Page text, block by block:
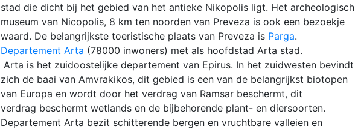
stad die dicht bij het gebied van het antieke Nikopolis ligt. Het archeologisch
museum van Nicopolis, 8 km ten noorden van Preveza is ook een bezoekje
waard. De belangrijkste toeristische plaats van Preveza is Parga.
Departement Arta (78000 inwoners) met als hoofdstad Arta stad.
Arta is het zuidoostelijke departement van Epirus. In het zuidwesten bevindt
zich de baai van Amvrakikos, dit gebied is een van de belangrijkst biotopen
van Europa en wordt door het verdrag van Ramsar beschermt, dit
verdrag beschermt wetlands en de bijbehorende plant- en diersoorten.
Departement Arta bezit schitterende bergen en vruchtbare valleien en